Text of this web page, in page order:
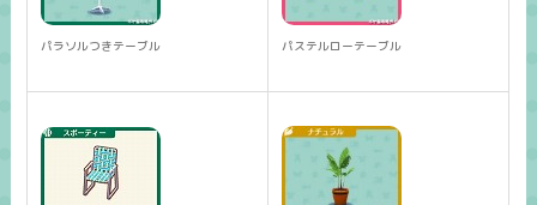
パラソルつきテーブル パステルローテーブル